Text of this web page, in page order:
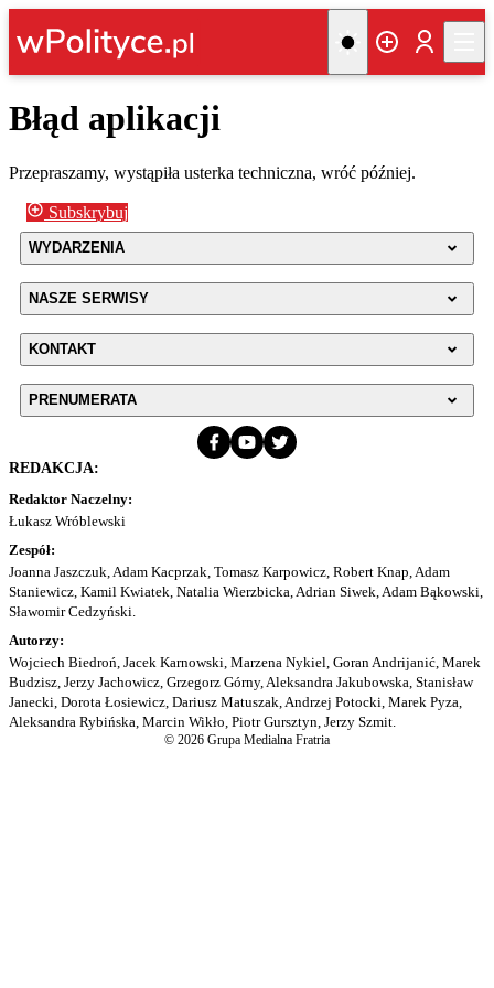
Błąd aplikacji
Przepraszamy, wystąpiła usterka techniczna, wróć później.
Subskrybuj
WYDARZENIA
NASZE SERWISY
KONTAKT
PRENUMERATA
REDAKCJA:
Redaktor Naczelny:
Łukasz Wróblewski
Zespół:
Joanna Jaszczuk, Adam Kacprzak, Tomasz Karpowicz, Robert Knap, Adam
Staniewicz, Kamil Kwiatek, Natalia Wierzbicka, Adrian Siwek, Adam Bąkowski,
Sławomir Cedzyński.
Autorzy:
Wojciech Biedroń, Jacek Karnowski, Marzena Nykiel, Goran Andrijanić, Marek
Budzisz, Jerzy Jachowicz, Grzegorz Górny, Aleksandra Jakubowska, Stanisław
Janecki, Dorota Łosiewicz, Dariusz Matuszak, Andrzej Potocki, Marek Pyza,
Aleksandra Rybińska, Marcin Wikło, Piotr Gursztyn, Jerzy Szmit.
© 2026 Grupa Medialna Fratria